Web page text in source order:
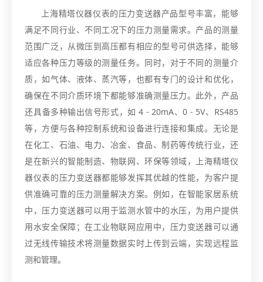
上海精塔仪器仪表的压力变送器产品型号丰富，能够
满足不同行业、不同工况下的压力测量需求。产品的测量
范围广泛，从微压到高压都有相应的型号可供选择，能够
适应各种压力等级的测量任务。同时，对于不同的测量介
质，如气体、液体、蒸汽等，也都有专门的设计和优化，
确保在不同介质环境下都能够准确测量压力。此外，产品
还具备多种输出信号形式，如 4 - 20mA、0 - 5V、RS485
等，方便与各种控制系统和设备进行连接和集成。无论是
在化工、石油、电力、冶金、食品、制药等传统行业，还
是在新兴的智能制造、物联网、环保等领域，上海精塔仪
器仪表的压力变送器都能够发挥其优越的性能，为客户提
供准确可靠的压力测量解决方案。例如，在智能家居系统
中，压力变送器可以用于监测水管中的水压，为用户提供
用水安全保障；在工业物联网应用中，压力变送器可以通
过无线传输技术将测量数据实时上传到云端，实现远程监
测和管理。